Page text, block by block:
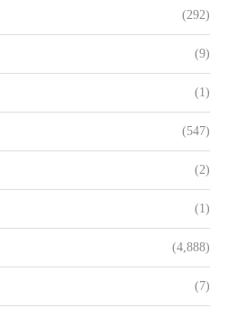
(292)
(9)
(1)
(547)
(2)
(1)
(4,888)
(7)